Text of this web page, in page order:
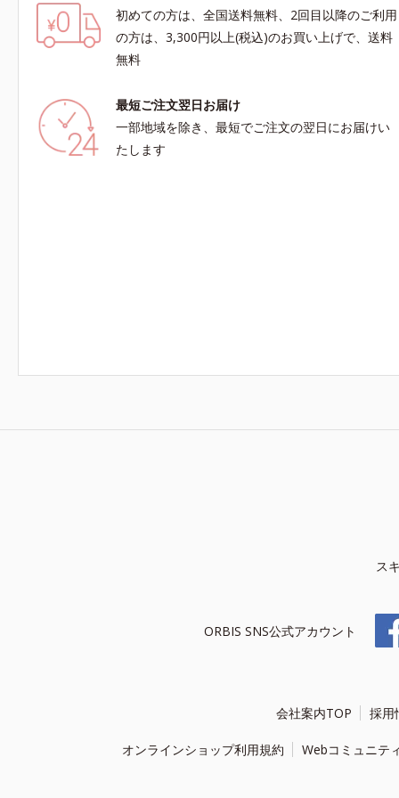
初めての方は、全国送料無料、2回目以降のご利用
の方は、3,300円以上(税込)のお買い上げで、送料
無料
最短ご注文翌日お届け
一部地域を除き、最短でご注文の翌日にお届けい
たします
ス
ORBIS SNS公式アカウント
会社案内TOP 採用
オンラインショップ利用規約 Webコミュニテ